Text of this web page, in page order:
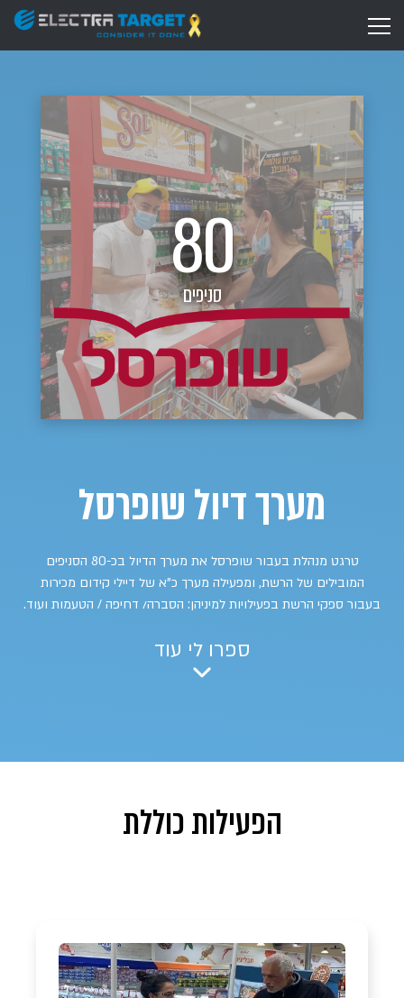
מערך דיול שופרסל
טרגט מנהלת בעבור שופרסל את מערך הדיול בכ-80 הסניפים
המובילים של הרשת, ומפעילה מערך כ"א של דיילי קידום מכירות
בעבור ספקי הרשת בפעילויות למיניהן: הסברה/ דחיפה / הטעמות ועוד.
ספרו לי עוד
80
סניפים
הפעילות כוללת